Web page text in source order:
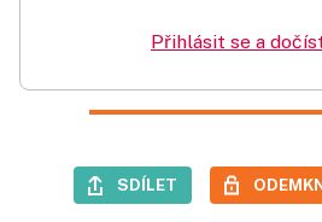
Přihlásit se a
SDÍLET